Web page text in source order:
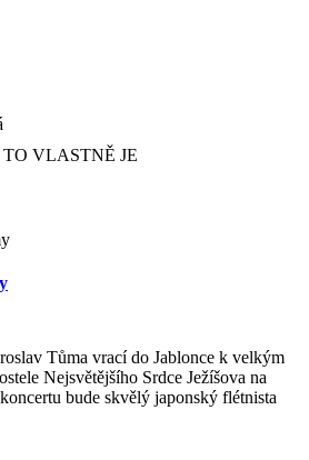
VLASTNĚ JE
Tůma vrací do Jablonce k velkým
Nejsvětějšího Srdce Ježíšova na
bude skvělý japonský flétnista